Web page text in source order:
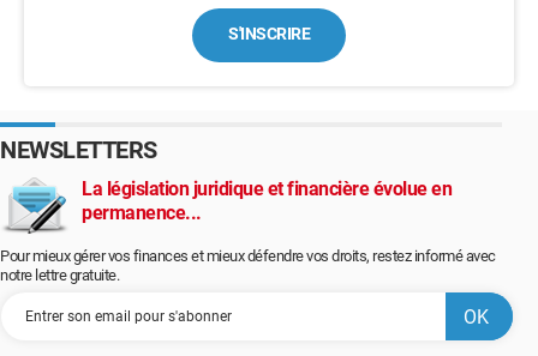
S'INSCRIRE
NEWSLETTERS
La législation juridique et financière évolue en
permanence...
Pour mieux gérer vos finances et mieux défendre vos droits, restez informé avec
notre lettre gratuite.